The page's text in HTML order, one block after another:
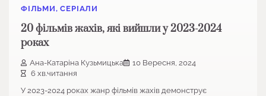
ФІЛЬМИ, СЕРІАЛИ
20 фільмів жахів, які вийшли у 2023-2024
роках
Ана-Катаріна Кузьмицька
10 Вересня, 2024
6 хв.читання
У 2023-2024 роках жанр фільмів жахів демонструє